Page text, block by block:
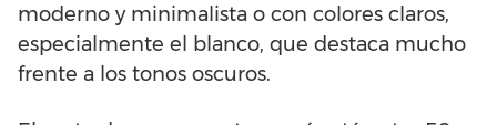
moderno y minimalista o con colores claros,
especialmente el blanco, que destaca mucho
frente a los tonos oscuros.